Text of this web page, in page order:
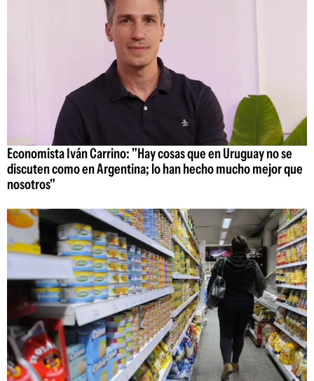
Economista Iván Carrino: "Hay cosas que en Uruguay no se
discuten como en Argentina; lo han hecho mucho mejor que
nosotros"